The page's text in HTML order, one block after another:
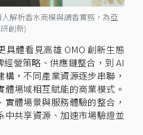
解析香水商模與調香實務，為亞
創新)
具體看見高雄 OMO 創新生態
營策略、供應鏈整合，到 AI
，不同產業資源逐步串聯，
場域相互賦能的商業模式。
體場景與服務體驗的整合，
中共享資源、加速市場驗證並